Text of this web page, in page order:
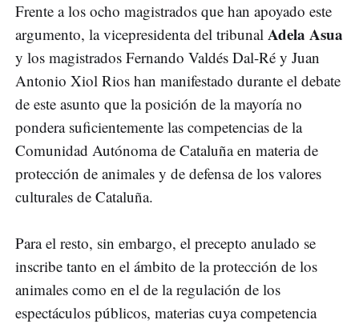
Frente a los ocho magistrados que han apoyado este
argumento, la vicepresidenta del tribunal Adela Asua
y los magistrados Fernando Valdés Dal-Ré y Juan
Antonio Xiol Rios han manifestado durante el debate
de este asunto que la posición de la mayoría no
pondera suficientemente las competencias de la
Comunidad Autónoma de Cataluña en materia de
protección de animales y de defensa de los valores
culturales de Cataluña.
Para el resto, sin embargo, el precepto anulado se
inscribe tanto en el ámbito de la protección de los
animales como en el de la regulación de los
espectáculos públicos, materias cuya competencia